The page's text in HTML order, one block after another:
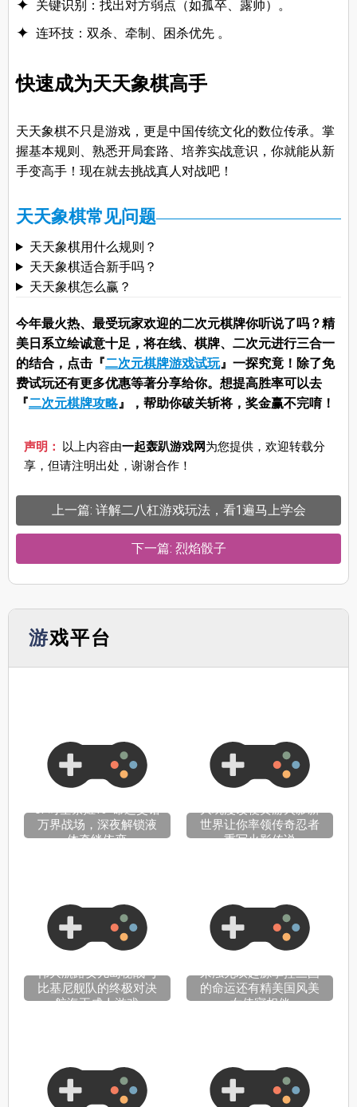
关键识别：找出对方弱点（如孤卒、露帅）。
连环技：双杀、牵制、困杀优先 。
快速成为天天象棋高手
天天象棋不只是游戏，更是中国传统文化的数位传承。掌
握基本规则、熟悉开局套路、培养实战意识，你就能从新
手变高手！现在就去挑战真人对战吧！
天天象棋常见问题
天天象棋用什么规则？
天天象棋适合新手吗？
天天象棋怎么赢？
今年最火热、最受玩家欢迎的二次元棋牌你听说了吗？精
美日系立绘诚意十足，将在线、棋牌、二次元进行三合一
的结合，点击『二次元棋牌游戏试玩』一探究竟！除了免
费试玩还有更多优惠等著分享给你。想提高胜率可以去
『二次元棋牌攻略』，帮助你破关斩将，奖金赢不完唷！
声明： 以上内容由一起轰趴游戏网为您提供，欢迎转载分
享，但请注明出处，谢谢合作！
上一篇: 详解二八杠游戏玩法，看1遍马上学会
下一篇: 烈焰骰子
游戏平台
OP时空禁姬18+命运交错
万界战场，深夜解锁液
体牵绊依恋
大玩漫改梗黄游火影新
世界让你率领传奇忍者
重写火影传说
伟大航路女儿岛秘战与
比基尼舰队的终极对决
航海王成人游戏
来浊无双起源掌控三国
的命运还有精美国风美
女侍寝相伴